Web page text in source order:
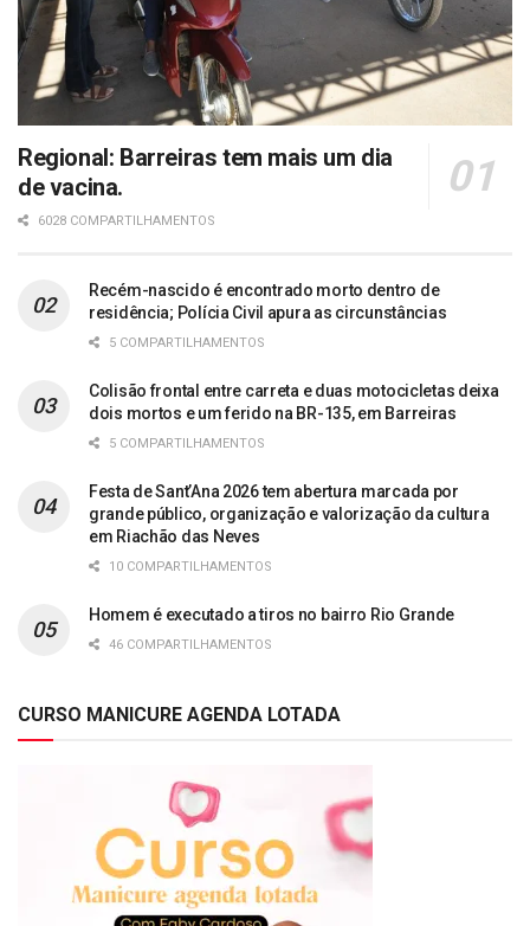
Regional: Barreiras tem mais um dia
de vacina.
6028 COMPARTILHAMENTOS
Recém-nascido é encontrado morto dentro de
residência; Polícia Civil apura as circunstâncias
5 COMPARTILHAMENTOS
Colisão frontal entre carreta e duas motocicletas deixa
dois mortos e um ferido na BR-135, em Barreiras
5 COMPARTILHAMENTOS
Festa de Sant’Ana 2026 tem abertura marcada por
grande público, organização e valorização da cultura
em Riachão das Neves
10 COMPARTILHAMENTOS
Homem é executado a tiros no bairro Rio Grande
46 COMPARTILHAMENTOS
CURSO MANICURE AGENDA LOTADA